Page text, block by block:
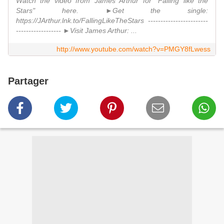
Stars" here. ►Get the single:
https://JArthur.lnk.to/FallingLikeTheStars ------------------------
------------------ ►Visit James Arthur: ...
http://www.youtube.com/watch?v=PMGY8fLwess
Partager